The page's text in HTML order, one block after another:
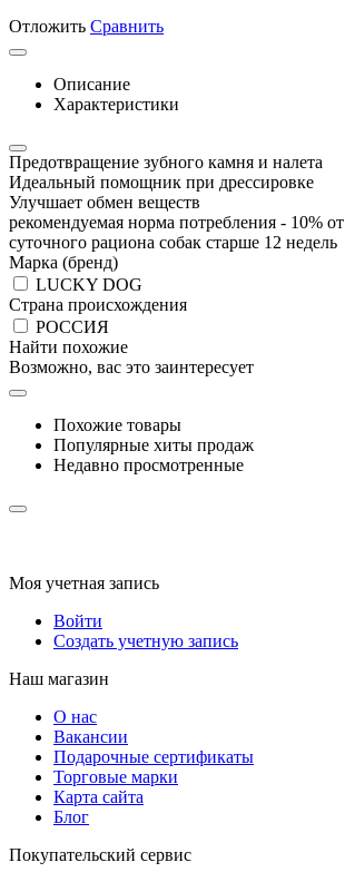
Отложить Сравнить
Описание
Характеристики
Предотвращение зубного камня и налета
Идеальный помощник при дрессировке
Улучшает обмен веществ
рекомендуемая норма потребления - 10% от
суточного рациона собак старше 12 недель
Марка (бренд)
LUCKY DOG
Страна происхождения
РОССИЯ
Найти похожие
Возможно, вас это заинтересует
Похожие товары
Популярные хиты продаж
Недавно просмотренные
Моя учетная запись
Войти
Создать учетную запись
Наш магазин
О нас
Вакансии
Подарочные сертификаты
Торговые марки
Карта сайта
Блог
Покупательский сервис